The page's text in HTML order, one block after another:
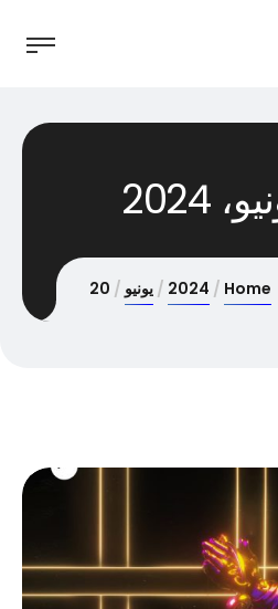
Home
2024 يونيو 20